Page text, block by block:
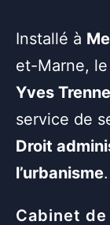
Installé à
et-Marne,
Yves
service de
Droit
l’urbanisme.
Cabinet de